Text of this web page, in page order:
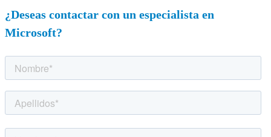
¿Deseas contactar con un especialista en
Microsoft?